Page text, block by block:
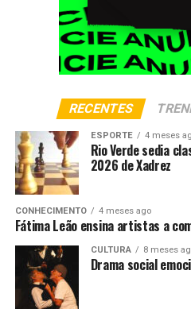
RECENTES
ESPORTE 4 meses
Rio Verde sedia
2026 de Xadrez
CONHECIMENTO 4 meses ago
Fátima Leão ensina artistas a
CULTURA 8 meses
Drama social